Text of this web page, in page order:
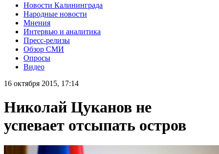
Новости Калининграда
Народные новости
Мнения
Интервью и аналитика
Пресс-релизы
Обзор СМИ
Опросы
Видео
16 октября 2015, 17:14
Николай Цуканов не
успевает отсыпать остров